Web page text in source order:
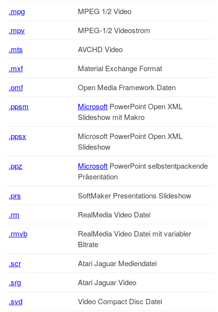
.mpg
MPEG 1/2 Video
.mpv
MPEG-1/2 Videostrom
.mts
AVCHD Video
.mxf
Material Exchange Format
.omf
Open Media Framework Daten
.ppsm
Microsoft PowerPoint Open XML
Slideshow mit Makro
.ppsx
Microsoft PowerPoint Open XML
Slideshow
.ppz
Microsoft PowerPoint selbstentpackende
Präsentation
.prs
SoftMaker Presentations Slideshow
.rm
RealMedia Video Datei
.rmvb
RealMedia Video Datei mit variabler
Bitrate
.scr
Atari Jaguar Mediendatei
.srg
Atari Jaguar Video
.svd
Video Compact Disc Datei